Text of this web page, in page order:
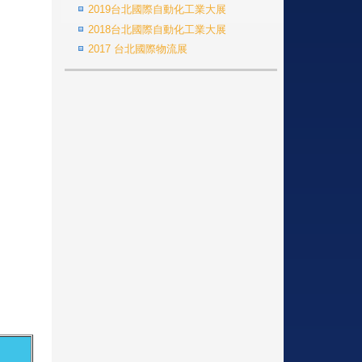
2019台北國際自動化工業大展
2018台北國際自動化工業大展
2017 台北國際物流展